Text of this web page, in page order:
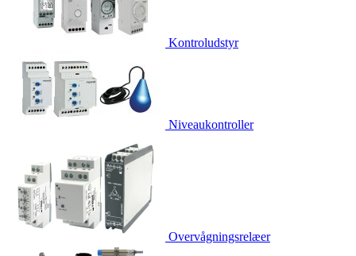
Kontroludstyr
Niveaukontroller
Overvågningsrelæer